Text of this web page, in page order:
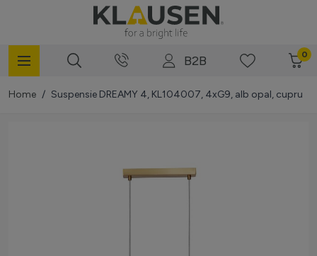
B2B 0
Home / Suspensie DREAMY 4, KL104007, 4xG9, alb opal, cupru